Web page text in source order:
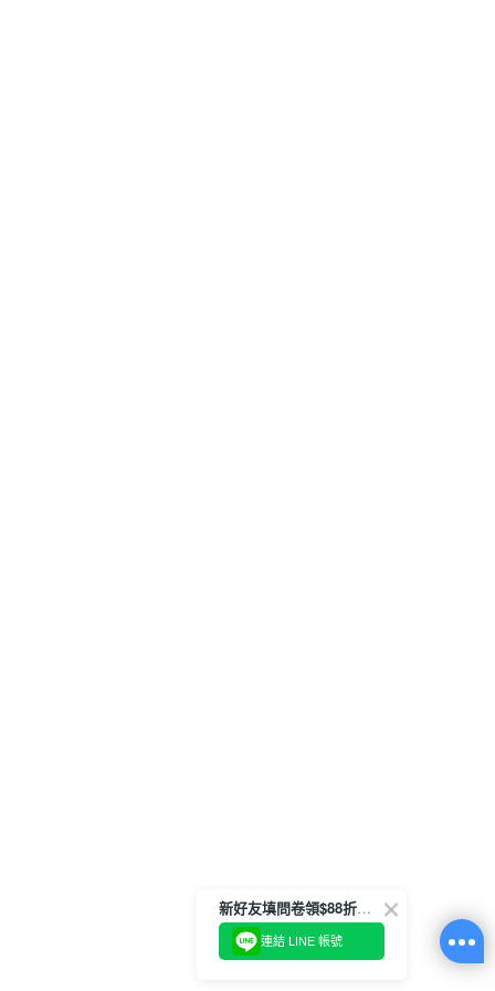
新好友填問卷領$88折扣金
連結 LINE 帳號